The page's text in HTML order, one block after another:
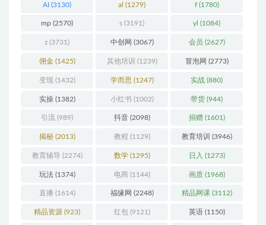
AI (3130) al (1279) f(1780)
mp (2570) s (3191) yl (1084)
z (3731) 中创网 (3067) 会员 (2627)
佣金(1425) 其他培训 (1239) 冒泡网 (2773)
变现(1432) 学而思 (1247) 实战 (880)
实操(1382) 小红书 (1002) 带货 (944)
引流 (989) 抖音(2098) 捐赠(1601)
揭秘(2013) 教程 (1129) 教育培训 (3946)
教育辅导 (2274) 数学(1295) 日入 (1273)
玩法(1374) 电商(1144) 画质(1968)
直播 (1614) 福缘网 (2248) 精品网课(3112)
精品资源 (923) 红包(9121) 英语(1150)